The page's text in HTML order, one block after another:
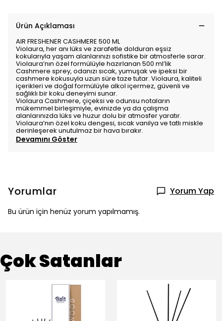
Ürün Açıklaması
AIR FRESHENER CASHMERE 500 ML
Violaura, her anı lüks ve zarafetle dolduran eşsiz
kokularıyla yaşam alanlarınızı sofistike bir atmosferle sarar.
Violaura’nın özel formülüyle hazırlanan 500 ml’lik
Cashmere sprey, odanızı sıcak, yumuşak ve ipeksi bir
cashmere kokusuyla uzun süre taze tutar. Violaura, kaliteli
içerikleri ve doğal formülüyle alkol içermez, güvenli ve
sağlıklı bir koku deneyimi sunar.
Violaura Cashmere, çiçeksi ve odunsu notaların
mükemmel birleşimiyle, evinizde ya da çalışma
alanlarınızda lüks ve huzur dolu bir atmosfer yaratır.
Violaura’nın özel koku dengesi, sıcak vanilya ve tatlı miskle
derinleşerek unutulmaz bir hava bırakır.
Devamını Göster
Yorumlar Yorum Yap
Bu ürün için henüz yorum yapılmamış.
Çok Satanlar